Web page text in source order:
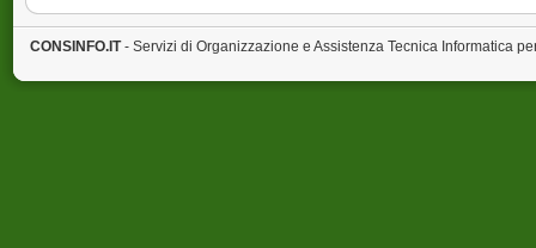
CONSINFO.IT- Servizi di Organizzazione e Assistenza Tecnica Informatica